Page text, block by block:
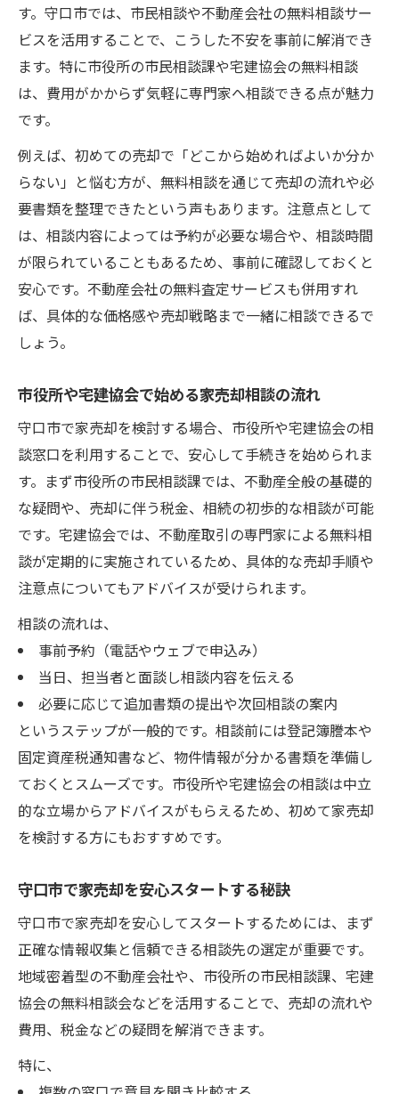
家売却相談でよくある悩みと解決策まとめ
市民相談や弁護士無料相談の活用事例
家売却で発生する税金や相続の相談方法
家売却相談時に把握すべき必要書類と手順
トラブル回避へ守口市で家売却相談を始めるコ
ツ
家売却でのトラブルを未然に防ぐ相談先選
び
守口市の家売却相談は事前対策がポイント
家売却時のトラブル相談を無料で活用する
家売却と税金・リフォーム補助金相談の連
携法
す。守口市では、市民相談や不動産会社の無料相談サー
ビスを活用することで、こうした不安を事前に解消でき
ます。特に市役所の市民相談課や宅建協会の無料相談
は、費用がかからず気軽に専門家へ相談できる点が魅力
です。
例えば、初めての売却で「どこから始めればよいか分か
らない」と悩む方が、無料相談を通じて売却の流れや必
要書類を整理できたという声もあります。注意点として
は、相談内容によっては予約が必要な場合や、相談時間
が限られていることもあるため、事前に確認しておくと
安心です。不動産会社の無料査定サービスも併用すれ
ば、具体的な価格感や売却戦略まで一緒に相談できるで
しょう。
市役所や宅建協会で始める家売却相談の流れ
守口市で家売却を検討する場合、市役所や宅建協会の相
談窓口を利用することで、安心して手続きを始められま
す。まず市役所の市民相談課では、不動産全般の基礎的
な疑問や、売却に伴う税金、相続の初歩的な相談が可能
です。宅建協会では、不動産取引の専門家による無料相
談が定期的に実施されているため、具体的な売却手順や
注意点についてもアドバイスが受けられます。
相談の流れは、
事前予約（電話やウェブで申込み）
当日、担当者と面談し相談内容を伝える
必要に応じて追加書類の提出や次回相談の案内
というステップが一般的です。相談前には登記簿謄本や
固定資産税通知書など、物件情報が分かる書類を準備し
ておくとスムーズです。市役所や宅建協会の相談は中立
的な立場からアドバイスがもらえるため、初めて家売却
を検討する方にもおすすめです。
守口市で家売却を安心スタートする秘訣
守口市で家売却を安心してスタートするためには、まず
正確な情報収集と信頼できる相談先の選定が重要です。
地域密着型の不動産会社や、市役所の市民相談課、宅建
協会の無料相談会などを活用することで、売却の流れや
費用、税金などの疑問を解消できます。
特に、